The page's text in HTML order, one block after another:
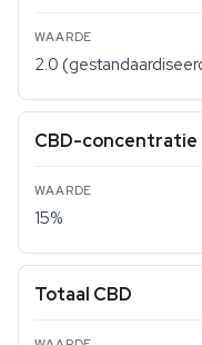
2.0
CBD-concentratie
15%
Totaal CBD